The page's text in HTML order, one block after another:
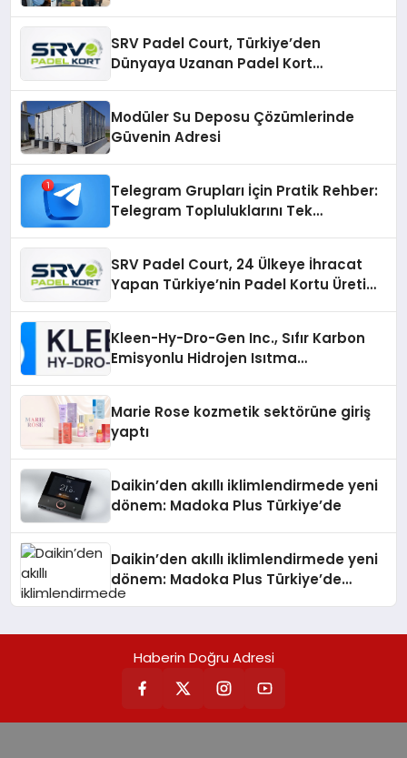
SRV Padel Court, Türkiye’den
Dünyaya Uzanan Padel Kort
Modüler Su Deposu Çözümlerinde
Güvenin Adresi
Telegram Grupları İçin Pratik Rehber:
Telegram Topluluklarını Tek
SRV Padel Court, 24 Ülkeye İhracat
Yapan Türkiye’nin Padel Kortu Üretim
Kleen-Hy-Dro-Gen Inc., Sıfır Karbon
Emisyonlu Hidrojen Isıtma
Marie Rose kozmetik sektörüne giriş
yaptı
Daikin’den akıllı iklimlendirmede yeni
dönem: Madoka Plus Türkiye’de
Daikin’den akıllı iklimlendirmede yeni
dönem: Madoka Plus Türkiye’de
Daikin’in kullanıcı dostu tasarımıyla
teknolojilerle donatılmış son modeli
VRV kontrol ünitesi Madoka Plus
Türkiye’de satışa sunuldu. Tam
dokunmatik ekranı, mobil uygulama
desteği ve akıllı sensör entegrasyonu
Haberin Doğru Adresi